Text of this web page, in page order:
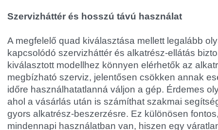
Szervizháttér és hosszú távú használat
A megfelelő quad kiválasztása mellett legalább
kapcsolódó szervizháttér és alkatrész-ellátás
kiválasztott modellhez könnyen elérhetők az
megbízható szerviz, jelentősen csökken annak
időre használhatatlanná váljon a gép. Érdemes
ahol a vásárlás után is számíthat szakmai
gyors alkatrész-beszerzésre. Ez különösen
mindennapi használatban van, hiszen egy